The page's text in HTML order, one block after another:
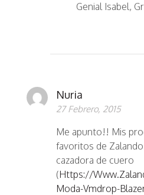
Genial Isabel,
Nuria
27 Febrero, 2015
Me apunto!! Mis
favoritos de
cazadora de cuero
(Https://
Moda-Vmdrop-